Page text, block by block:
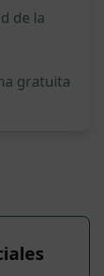
de la
gratuita